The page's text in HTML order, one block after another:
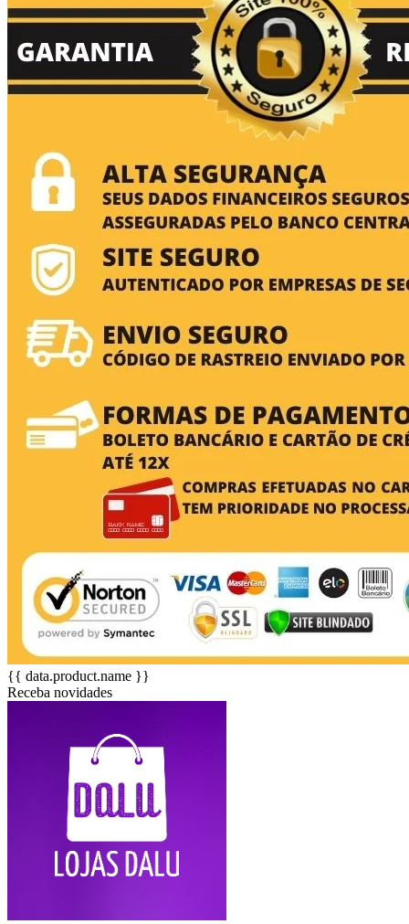
{{ data.product.name }}
Receba novidades